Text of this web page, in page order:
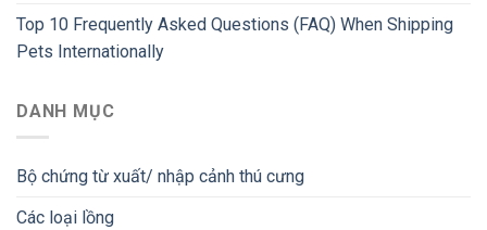
Top 10 Frequently Asked Questions (FAQ) When Shipping
Pets Internationally
DANH MỤC
Bộ chứng từ xuất/ nhập cảnh thú cưng
Các loại lồng